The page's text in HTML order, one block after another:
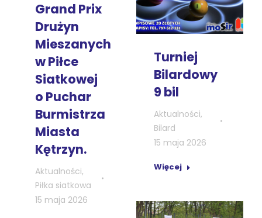
Grand Prix
Drużyn
Mieszanych
w Piłce
Siatkowej
o Puchar
Burmistrza
Miasta
Kętrzyn.
Aktualności,
Piłka siatkowa
15 maja 2026
Turniej
Bilardowy
9 bil
Aktualności,
Bilard
15 maja 2026
Więcej